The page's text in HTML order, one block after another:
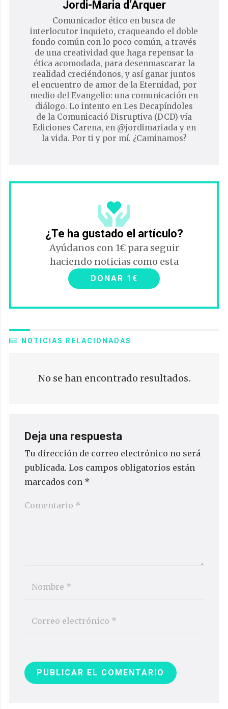
Jordi-Maria d’Arquer
Comunicador ético en busca de
interlocutor inquieto, craqueando el doble
fondo común con lo poco común, a través
de una creatividad que haga repensar la
ética acomodada, para desenmascarar la
realidad creciéndonos, y así ganar juntos
el encuentro de amor de la Eternidad, por
medio del Evangelio: una comunicación en
diálogo. Lo intento en Les Decapíndoles
de la Comunicació Disruptiva (DCD) vía
Ediciones Carena, en @jordimariada y en
la vida. Por ti y por mí. ¿Caminamos?
¿Te ha gustado el artículo?
Ayúdanos con 1€ para seguir
haciendo noticias como esta
DONAR 1€
NOTICIAS RELACIONADAS
No se han encontrado resultados.
Deja una respuesta
Tu dirección de correo electrónico no será
publicada. Los campos obligatorios están
marcados con *
PUBLICAR EL COMENTARIO